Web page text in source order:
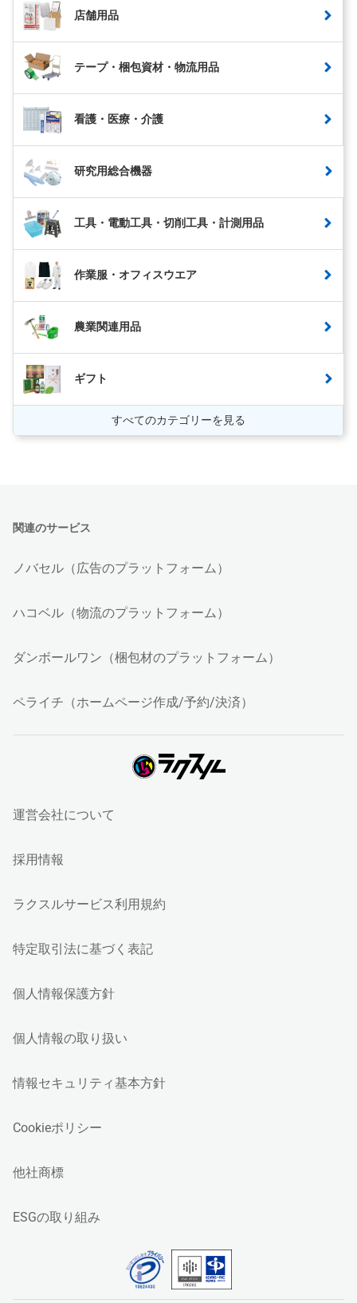
店舗用品
テープ・梱包資材・物流用品
看護・医療・介護
研究用総合機器
工具・電動工具・切削工具・計測用品
作業服・オフィスウエア
農業関連用品
ギフト
すべてのカテゴリーを見る
関連のサービス
ノバセル（広告のプラットフォーム）
ハコベル（物流のプラットフォーム）
ダンボールワン（梱包材のプラットフォーム）
ペライチ（ホームページ作成/予約/決済）
運営会社について
採用情報
ラクスルサービス利用規約
特定取引法に基づく表記
個人情報保護方針
個人情報の取り扱い
情報セキュリティ基本方針
Cookieポリシー
他社商標
ESGの取り組み